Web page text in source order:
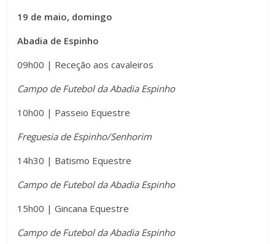
19 de maio, domingo
Abadia de Espinho
09h00 | Receção aos cavaleiros
Campo de Futebol da Abadia Espinho
10h00 | Passeio Equestre
Freguesia de Espinho/Senhorim
14h30 | Batismo Equestre
Campo de Futebol da Abadia Espinho
15h00 | Gincana Equestre
Campo de Futebol da Abadia Espinho